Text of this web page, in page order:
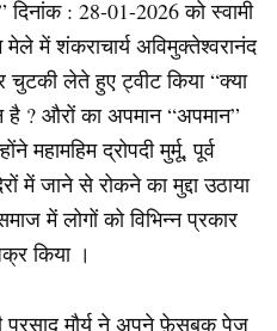
: 28-01-2026 को स्वामी
में शंकराचार्य अविमुक्तेश्वरानंद
लेते हुए ट्वीट किया “क्या
है ? औरों का अपमान “अपमान”
महामहिम द्रोपदी मुर्मू, पूर्व
में जाने से रोकने का मुद्दा उठाया
में लोगों को विभिन्न प्रकार
किया ।
प्रसाद मौर्य ने अपने फ़ेसबुक पेज